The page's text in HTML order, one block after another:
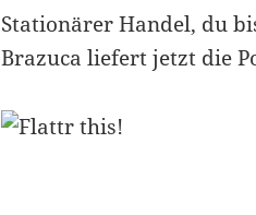
Stationärer Handel, du
Brazuca liefert jetzt die